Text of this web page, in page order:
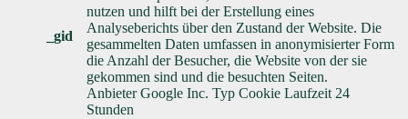
_gid
nutzen und hilft bei der Erstellung eines
Analyseberichts über den Zustand der Website. Die
gesammelten Daten umfassen in anonymisierter Form
die Anzahl der Besucher, die Website von der sie
gekommen sind und die besuchten Seiten.
Anbieter Google Inc. Typ Cookie Laufzeit 24
Stunden